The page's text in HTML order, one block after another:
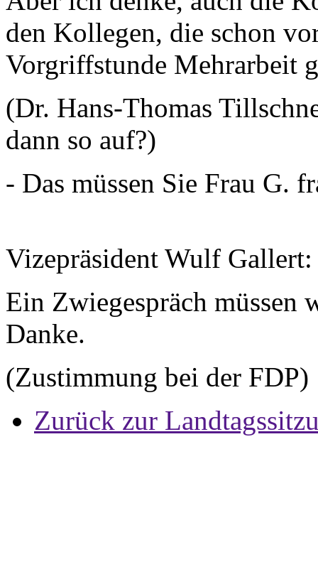
den Kollegen, die schon
Vorgriffstunde Mehrarbeit
(Dr. Hans-Thomas
dann so auf?)
- Das müssen Sie Frau G.
Vizepräsident Wulf Gallert:
Ein Zwiegespräch müssen
Danke.
(Zustimmung bei der FDP)
Zurück zur